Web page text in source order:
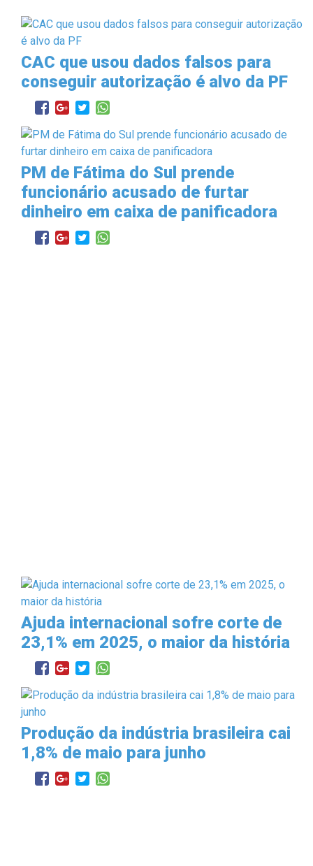
CAC que usou dados falsos para
conseguir autorização é alvo da PF
PM de Fátima do Sul prende
funcionário acusado de furtar
dinheiro em caixa de panificadora
Ajuda internacional sofre corte de
23,1% em 2025, o maior da história
Produção da indústria brasileira cai
1,8% de maio para junho